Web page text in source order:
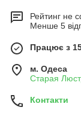
Рейтинг не
Менше 5
Працює з
м. Одеса
Старая
Контакти